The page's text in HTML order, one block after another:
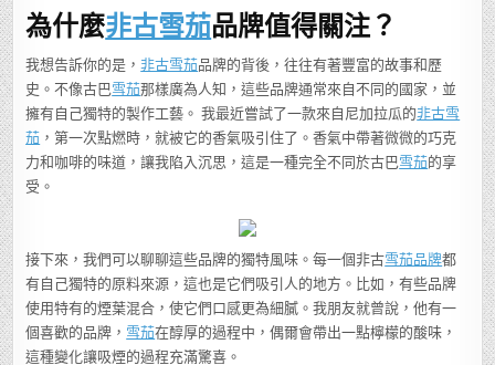
真
的
解
它
們
的
獨
特
風
味
嗎？
為什麼非古雪茄品牌值得關注？
我想告訴你的是，非古雪茄品牌的背後，往往有著豐富的故事和歷
史。不像古巴雪茄那樣廣為人知，這些品牌通常來自不同的國家，並
擁有自己獨特的製作工藝。 我最近嘗試了一款來自尼加拉瓜的非古雪
茄 ，第一次點燃時，就被它的香氣吸引住了。香氣中帶著微微的巧克
力和咖啡的味道，讓我陷入沉思，這是一種完全不同於古巴雪茄的享
受。
接下來，我們可以聊聊這些品牌的獨特風味。每一個非古雪茄品牌都
有自己獨特的原料來源，這也是它們吸引人的地方。比如，有些品牌
使用特有的煙葉混合，使它們口感更為細膩。我朋友就曾說，他有一
個喜歡的品牌， 雪茄在醇厚的過程中，偶爾會帶出一點檸檬的酸味，
這種變化讓吸煙的過程充滿驚喜。